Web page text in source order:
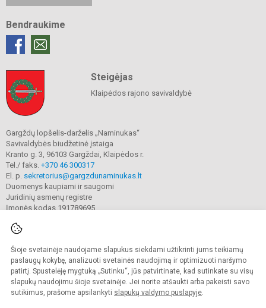
Šioje svetainėje naudojame slapukus siekdami užtikrinti jums teikiamų
paslaugų kokybę, analizuoti svetainės naudojimą ir optimizuoti naršymo
patirtį. Spustelėję mygtuką „Sutinku“, jūs patvirtinate, kad sutinkate su visų
slapukų naudojimu šioje svetainėje. Jei norite atšaukti arba pakeisti savo
sutikimus, prašome apsilankyti slapukų valdymo puslapyje.
Bendraukime
Steigėjas
Klaipėdos rajono savivaldybė
Gargždų lopšelis-darželis „Naminukas“
Savivaldybės biudžetinė įstaiga
Kranto g. 3, 96103 Gargždai, Klaipėdos r.
Tel./ faks. +370 46 300317
El. p. sekretorius@gargzdunaminukas.lt
Duomenys kaupiami ir saugomi
Juridinių asmenų registre
Įmonės kodas 191789695
© 2025. Gargždų lopšelio-darželio ,,Naminukas". Visos teisės saugomos.
Kopijuoti turinį be raštiško įstaigos administracijos sutikimo griežtai draudžiama.
Prieinamumo paraiška Slapukų valdymas
Sumanus būdas atnaujinti